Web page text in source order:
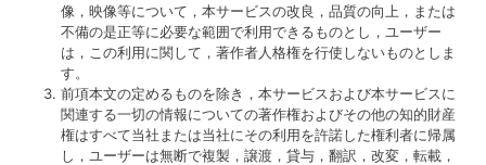
像，映像等について，本サービスの改良，品質の向上，または
不備の是正等に必要な範囲で利用できるものとし，ユーザー
は，この利用に関して，著作者人格権を行使しないものとしま
す。
前項本文の定めるものを除き，本サービスおよび本サービスに
関連する一切の情報についての著作権およびその他の知的財産
権はすべて当社または当社にその利用を許諾した権利者に帰属
し，ユーザーは無断で複製，譲渡，貸与，翻訳，改変，転載，